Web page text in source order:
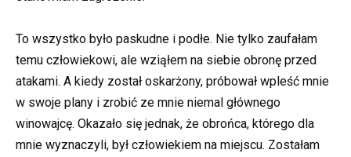
To wszystko było paskudne i podłe. Nie tylko zaufałam
temu człowiekowi, ale wziąłem na siebie obronę przed
atakami. A kiedy został oskarżony, próbował wpleść mnie
w swoje plany i zrobić ze mnie niemal głównego
winowajcę. Okazało się jednak, że obrońca, którego dla
mnie wyznaczyli, był człowiekiem na miejscu. Zostałam